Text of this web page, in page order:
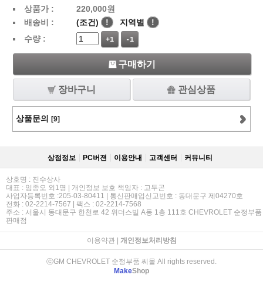
상품가 : 220,000원
배송비 :
(조건) ! 지역별
!
수량 :
+1 -1
구매하기
장바구니 관심상품
상품문의 [9]
상점정보 PC버젼 이용안내 고객센터 커뮤니티
상호명 : 진수상사
대표 : 임종오 외1명 | 개인정보 보호 책임자 : 고두곤
사업자등록번호 :205-03-80411 | 통신판매업신고번호 : 동대문구 제04270호
전화 : 02-2214-7567 | 팩스 : 02-2214-7568
주소 : 서울시 동대문구 한천로 42 위더스빌 A동 1층 111호 CHEVROLET 순정부품
판매점
이용약관| 개인정보처리방침
ⓒGM CHEVROLET 순정부품 씨몰 All rights reserved.
MakeShop